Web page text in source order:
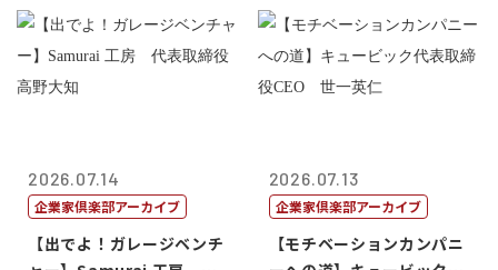
2026.07.14
企業家倶楽部アーカイブ
【出でよ！ガレージベンチ
2026.07.13
企業家倶楽部アーカイブ
【モチベーションカンパニ